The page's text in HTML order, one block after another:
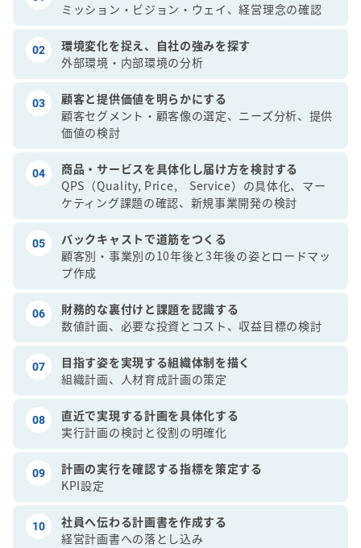
ミッション・ビジョン・ウェイ、経営理念の確認
02
環境変化を捉え、自社の強みを探す
外部環境・内部環境の分析
03
顧客と提供価値を明らかにする
顧客セグメント・顧客像の選定、ニーズ分析、提供
価値の検討
04
商品・サービスを具体化し届け方を検討する
QPS（Quality, Price, Service）の具体化、マー
ケティング課題の確認、新規事業開発の検討
05
バックキャストで道筋をつくる
顧客別・事業別の10年後と3年後の姿とロードマッ
プ作成
06
財務的な裏付けと課題を認識する
数値計画、必要な投資とコスト、収益目標の検討
07
目指す姿を実現する組織体制を描く
組織計画、人材育成計画の策定
08
直近で実現する計画を具体化する
実行計画の検討と役割の明確化
09
計画の実行を確認する指標を策定する
KPI設定
10
社員へ伝わる計画書を作成する
経営計画書への落とし込み